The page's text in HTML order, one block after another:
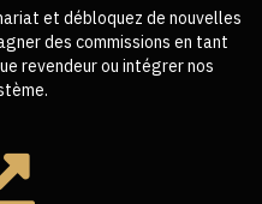
et débloquez de nouvelles
des commissions en tant
revendeur ou intégrer nos